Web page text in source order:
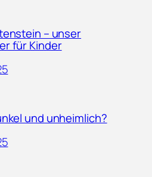
– unser
für Kinder
und unheimlich?